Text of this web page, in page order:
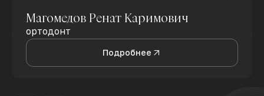
Магомедов Ренат Каримович
ортодонт
Подробнее